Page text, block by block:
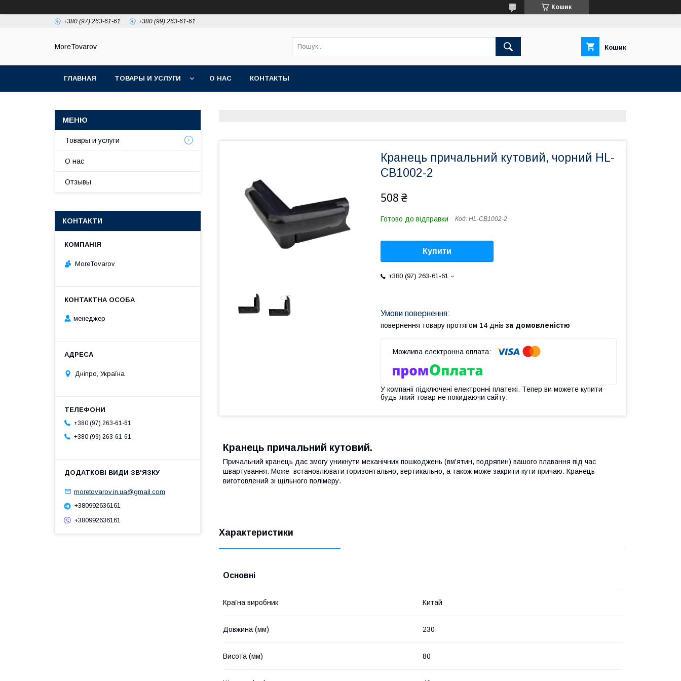
Кошик
+380 (97) 263-61-61 +380 (99) 263-61-61
MoreTovarov Кошик
ГЛАВНАЯ ТОВАРЫ И УСЛУГИ О НАС КОНТАКТЫ
Кранець причальний кутовий, чорний HL-
CB1002-2
508 ₴
Готово до відправки Код: HL-CB1002-2
Купити
+380 (97) 263-61-61
повернення товару протягом 14 днів за домовленістю
У компанії підключені електронні платежі. Тепер ви можете купити
будь-який товар не покидаючи сайту.
Кранець причальний кутовий.
Причальний кранець дає змогу уникнути механічних пошкоджень (вм'ятин, подряпин) вашого плавання під час
швартування. Може встановлювати горизонтально, вертикально, а також може закрити кути причаю. Кранець
виготовлений зі щільного полімеру.
Характеристики
Основні
Країна виробник Китай
Довжина (мм) 230
Висота (мм) 80
Товары и услуги
О нас
Отзывы
КОНТАКТИ
MoreTovarov
менеджер
Дніпро, Україна
+380 (97) 263-61-61
+380 (99) 263-61-61
moretovarov.in.ua@gmail.com
+380992636161
+380992636161